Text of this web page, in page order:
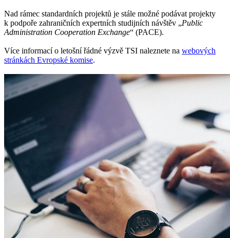
Nad rámec standardních projektů je stále možné podávat projekty
k podpoře zahraničních expertních studijních návštěv „Public
Administration Cooperation Exchange“ (PACE).
Více informací o letošní řádné výzvě TSI naleznete na webových
stránkách Evropské komise.